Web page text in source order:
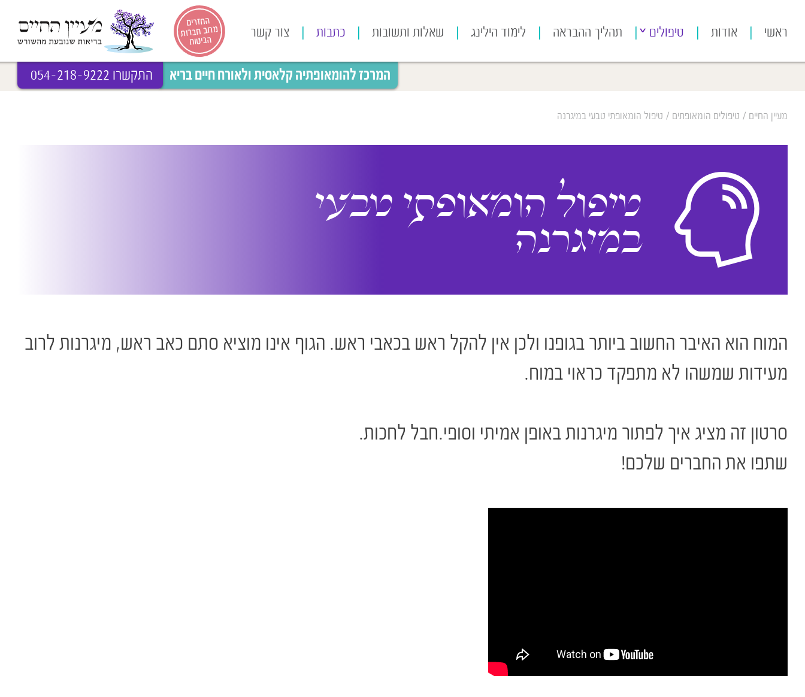
החזרים
מרוב חברות
הביטוח
ראשי אודות טיפולים תהליך ההבראה לימוד הילינג שאלות ותשובות כתבות צור קשר
המרכז להומאופתיה קלאסית ולאורח חיים בריא התקשרו 054-218-9222
מעיין החיים / טיפולים הומאופתים / טיפול הומאופתי טבעי במיגרנה
טיפול הומאופתי טבעי
במיגרנה
המוח הוא האיבר החשוב ביותר בגופנו ולכן אין להקל ראש בכאבי ראש. הגוף אינו מוציא סתם כאב ראש, מיגרנות לרוב
מעידות שמשהו לא מתפקד כראוי במוח.
סרטון זה מציג איך לפתור מיגרנות באופן אמיתי וסופי.חבל לחכות.
שתפו את החברים שלכם!